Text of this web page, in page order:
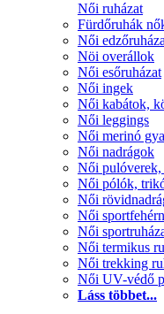
Női ruházat
Fürdőruhák
Női
Nöi overállok
Női esőruházat
Női ingek
Női kabátok,
Női leggings
Női merinó
Női nadrágok
Női pulóverek,
Női pólók,
Női
Női
Női
Női termikus
Női trekking
Női UV-védő
Láss többet...